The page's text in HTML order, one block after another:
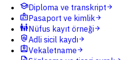
schoolDiploma ve transkriptarrow_forward
badgePasaport ve kimlikarrow_forward
family_restroomNüfus kayıt örneğiarrow_forward
policyAdli sicil kaydıarrow_forward
assignment_indVekaletnamearrow_forward